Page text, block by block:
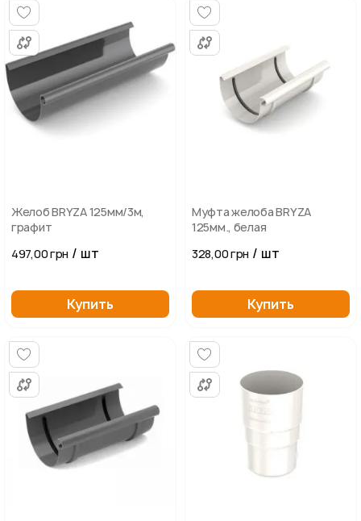
Желоб BRYZA 125мм/3м,
графит
497,00 грн / шт
Купить
Муфта желоба BRYZA
125мм., белая
328,00 грн / шт
Купить